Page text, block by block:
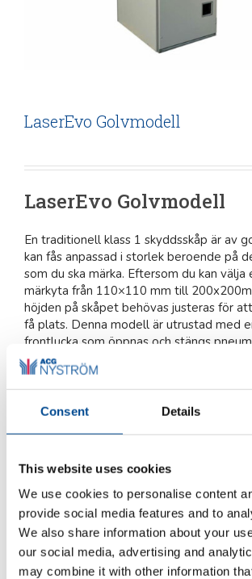
Consent Details
This website uses cookies
We use cookies to personalise content
provide social media features and to
We also share information about your
our social media, advertising and
may combine it with other information
LaserEvo Golvmodell
LaserEvo Golvmodell
En traditionell klass 1 skyddsskåp är av
kan fås anpassad i storlek beroende på
som du ska märka. Eftersom du kan välja
märkyta från 110×110 mm till
höjden på skåpet behövas justeras för
få plats. Denna modell är utrustad med
frontlucka som öppnas och stängs
också utrustad med två optiska
eliminera klämrisken.
Till denna enhet väljer du sedan en 2D
tidigare stadium.